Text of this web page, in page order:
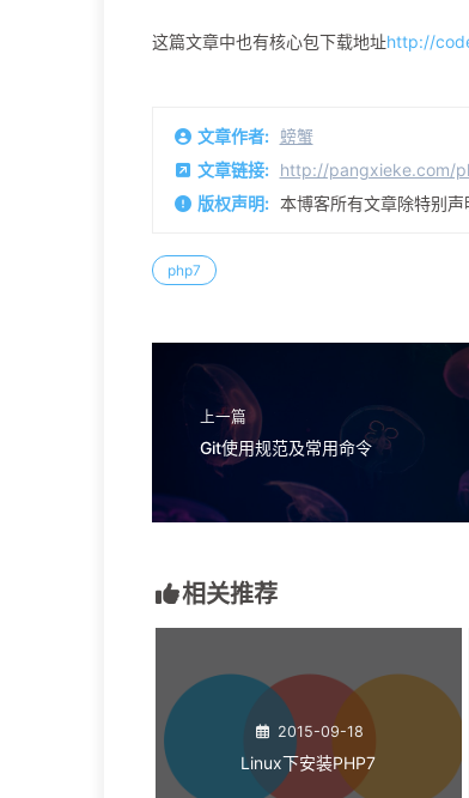
这篇文章中也有核心包下载地址http://
文章作者: 螃蟹
文章链接: http://pangxieke.com/
版权声明: 本博客所有文章除特别声
php7
上一篇
Git使用规范及常用命令
相关推荐
2015-09-18
Linux下安装PHP7